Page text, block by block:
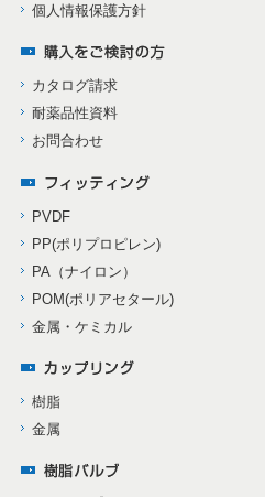
個人情報保護方針
カタログ請求
耐薬品性資料
お問合わせ
PVDF
PP(ポリプロピレン)
PA（ナイロン）
POM(ポリアセタール)
金属・ケミカル
樹脂
金属